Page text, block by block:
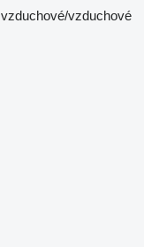
vzduchové/vzduchové